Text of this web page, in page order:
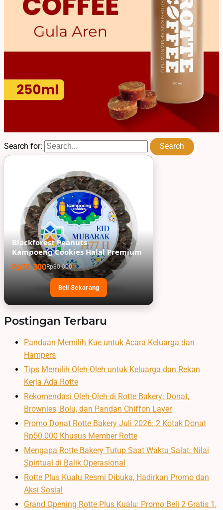
Search for:
Blackforest Peanuts
Kampoeng Cookies Halal Premium
Rp78.300Rp80.000
Beli Sekarang
Postingan Terbaru
Panduan Memilih Kue untuk Acara Keluarga dan
Hampers
Tips Memilih Oleh-Oleh untuk Keluarga dan Rekan
Kerja Ada Rotte
Rekomendasi Oleh-Oleh di Rotte Bakery: Donat,
Brownies, Bolu, dan Pandan Chiffon Layer
Promo Donat Rotte Bakery Juli 2026: 2 Kotak Donat
Rp50.000 Khusus Member Rotte
Mengapa Rotte Bakery Tutup Saat Waktu Salat: Nilai
Spiritual di Balik Operasional
Rotte Plus Kualu Resmi Dibuka, Hadirkan Promo dan
Aksi Sosial
Grand Opening Rotte Plus Kualu: Promo Beli 2 Gratis 1,